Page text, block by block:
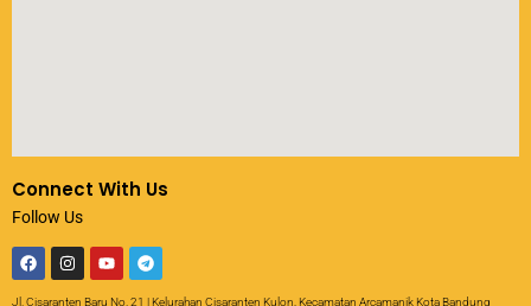
Connect With Us
Follow Us
Jl. Cisaranten Baru No. 21 | Kelurahan Cisaranten Kulon, Kecamatan Arcamanik Kota Bandung